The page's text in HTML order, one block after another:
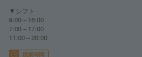
▼シフト
9:00～16:00
7:00～17:00
11:00～20:00
残業時間